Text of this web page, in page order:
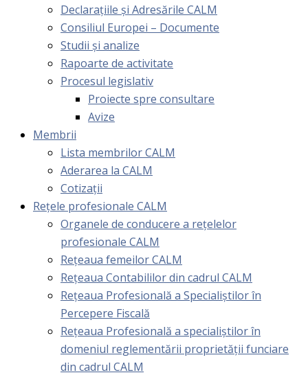
Declarațiile și Adresările CALM
Consiliul Europei – Documente
Studii și analize
Rapoarte de activitate
Procesul legislativ
Proiecte spre consultare
Avize
Membrii
Lista membrilor CALM
Aderarea la CALM
Cotizaţii
Rețele profesionale CALM
Organele de conducere a rețelelor
profesionale CALM
Rețeaua femeilor CALM
Rețeaua Contabililor din cadrul CALM
Rețeaua Profesională a Specialiștilor în
Percepere Fiscală
Reţeaua Profesională a specialiştilor în
domeniul reglementării proprietăţii funciare
din cadrul CALM